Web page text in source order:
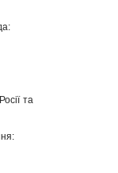
та